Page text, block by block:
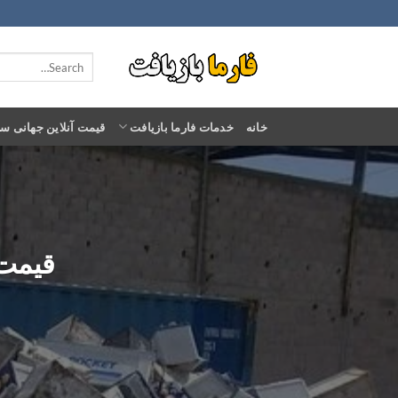
to
خانه خدمات فارما بازیافت قیمت آنلاین جهانی
قیمت